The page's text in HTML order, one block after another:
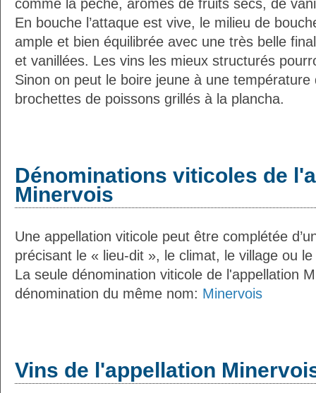
comme la pêche, arômes de fruits secs, de
En bouche l’attaque est vive, le milieu de
ample et bien équilibrée avec une très belle
et vanillées. Les vins les mieux structurés
Sinon on peut le boire jeune à une température
brochettes de poissons grillés à la plancha.
Dénominations viticoles de
Minervois
Une appellation viticole peut être complétée
précisant le « lieu-dit », le climat, le village ou
La seule dénomination viticole de l'appellation
dénomination du même nom: Minervois
Vins de l'appellation